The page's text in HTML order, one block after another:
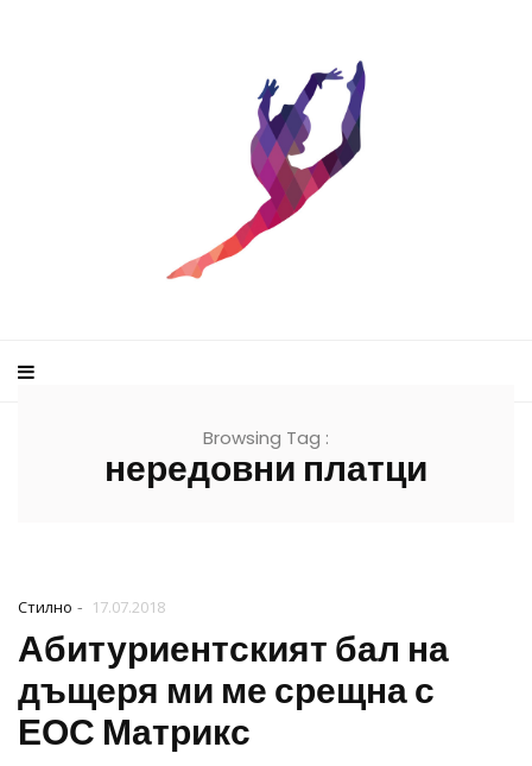
Browsing Tag :
нередовни платци
Стилно - 17.07.2018
Абитуриентският бал на
дъщеря ми ме срещна с
ЕОС Матрикс